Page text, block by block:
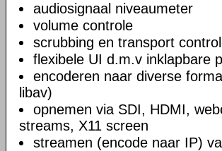
audiosignaal niveaumeter
volume controle
scrubbing en transport
flexibele UI d.m.v inklapbare
encoderen naar diverse
libav)
opnemen via SDI, HDMI,
streams, X11 screen
streamen (encode naar IP)